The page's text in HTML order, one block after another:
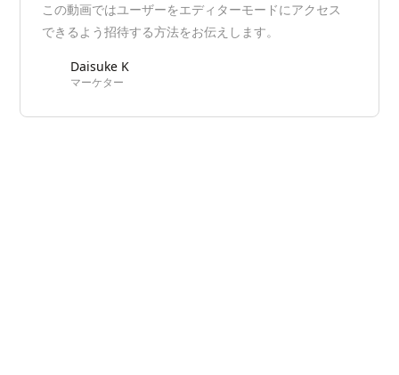
この動画ではユーザーをエディターモードにアクセス
できるよう招待する方法をお伝えします。
Daisuke K
マーケター